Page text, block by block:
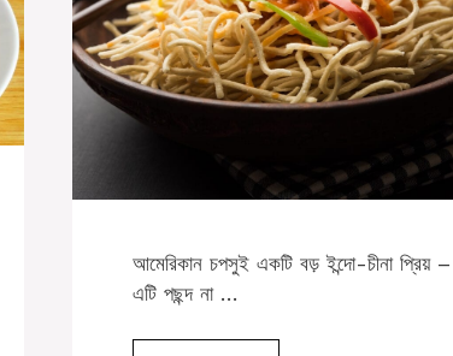
আমেরিকান চপসুই একটি বড় ইন্দো-চীনা প্রিয় –
এটি পছন্দ না …